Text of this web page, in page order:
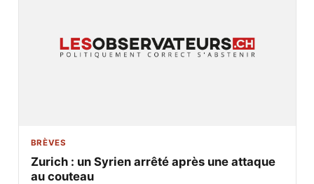
BRÈVES
Zurich : un Syrien arrêté après une attaque
au couteau